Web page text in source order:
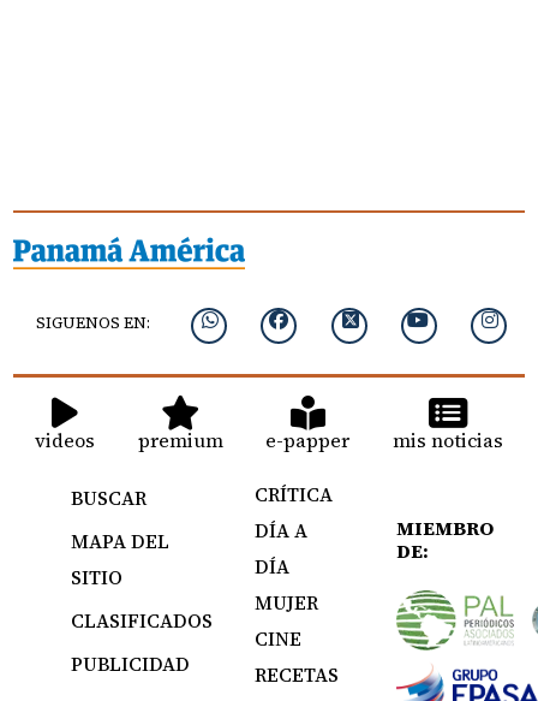
SIGUENOS EN:
videos premium e-papper mis noticias
BUSCAR
MAPA DEL
SITIO
CLASIFICADOS
PUBLICIDAD
CRÍTICA
DÍA A
DÍA
MUJER
CINE
RECETAS
MIEMBRO
DE: